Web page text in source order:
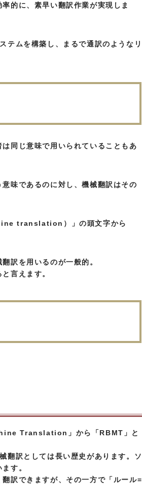
的に、素早い翻訳作業が実現しま
テムを構築し、まるで通訳のようなリ
同じ意味で用いられていることもあ
味であるのに対し、機械翻訳はその
translation）」の頭文字から
訳を用いるのが一般的。
言えます。
Translation」から「RBMT」と
翻訳としては長い歴史があります。ソ
す。
訳できますが、その一方で「ルール=